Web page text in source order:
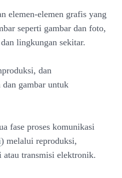
elemen-elemen grafis yang
seperti gambar dan foto,
lingkungan sekitar.
dan
gambar untuk
fase proses komunikasi
) melalui reproduksi,
atau transmisi elektronik.